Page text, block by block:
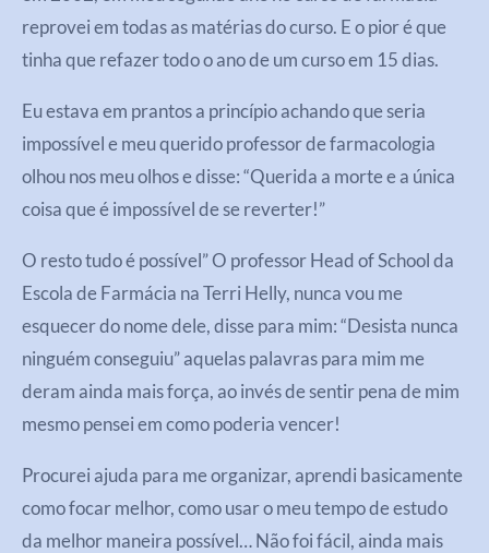
reprovei em todas as matérias do curso. E o pior é que
tinha que refazer todo o ano de um curso em 15 dias.
Eu estava em prantos a princípio achando que seria
impossível e meu querido professor de farmacologia
olhou nos meu olhos e disse: “Querida a morte e a única
coisa que é impossível de se reverter!”
O resto tudo é possível” O professor Head of School da
Escola de Farmácia na Terri Helly, nunca vou me
esquecer do nome dele, disse para mim: “Desista nunca
ninguém conseguiu” aquelas palavras para mim me
deram ainda mais força, ao invés de sentir pena de mim
mesmo pensei em como poderia vencer!
Procurei ajuda para me organizar, aprendi basicamente
como focar melhor, como usar o meu tempo de estudo
da melhor maneira possível… Não foi fácil, ainda mais